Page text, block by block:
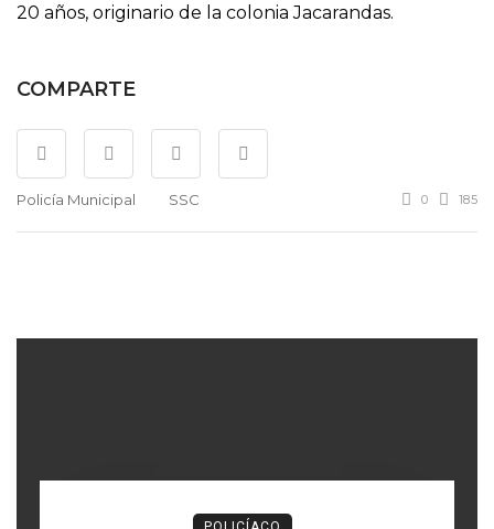
20 años, originario de la colonia Jacarandas.
COMPARTE
Policía Municipal SSC 0 185